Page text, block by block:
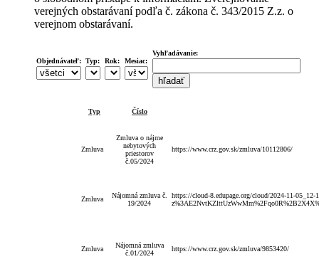
verejných obstarávaní podľa č. zákona č. 343/2015 Z.z. o
verejnom obstarávaní.
Objednávateľ: Typ: Rok: Mesiac:
Vyhľadávanie:
Typ Číslo
Zmluva
Zmluva o nájme
nebytových
priestorov
č.05/2024
https://www.crz.gov.sk/zmluva/10112806/
Zmluva
Nájomná zmluva č.
19/2024
https://cloud-8.edupage.org/cloud/2024-11-05_12-
Zmluva
Nájomná zmluva
č.01/2024
https://www.crz.gov.sk/zmluva/9853420/